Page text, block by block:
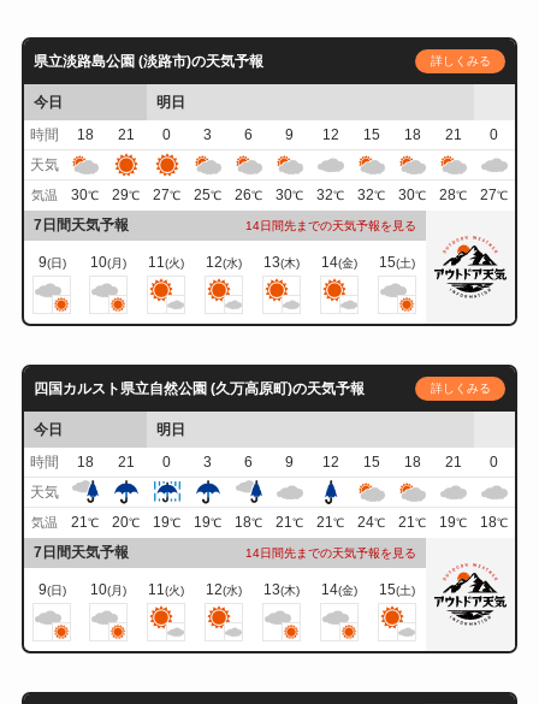
県立淡路島公園 (淡路市)の天気予報 詳しくみる
今日
明日
時間
18 21 0 3 6 9 12 15 18 21
0
天気
気温 30℃ 29℃ 27℃ 25℃ 26℃ 30℃ 32℃ 32℃ 30℃ 28℃ 27℃
7日間天気予報 14日間先までの天気予報を見る
9(日) 10(月) 11 (火) 12(水) 13(木) 14(金) 15(土)
四国カルスト県立自然公園 (久万高原町)の天気予報 詳しくみる
今日
明日
時間
18 21 0 3 6 9 12 15 18 21
0
天気
気温 21℃ 20℃ 19℃ 19℃ 18℃ 21℃ 21℃ 24℃ 21℃ 19℃ 18℃
7日間天気予報 14日間先までの天気予報を見る
9(日) 10(月) 11(火) 12(水) 13(木) 14(金) 15(土)